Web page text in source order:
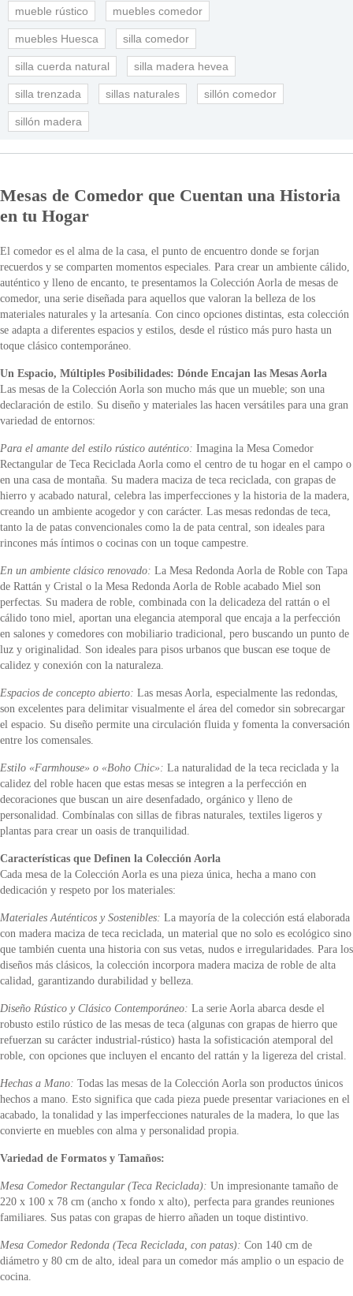
mueble rústico muebles comedor
muebles Huesca silla comedor
silla cuerda natural silla madera hevea
silla trenzada sillas naturales sillón comedor
sillón madera
Mesas de Comedor que Cuentan una Historia
en tu Hogar
El comedor es el alma de la casa, el punto de encuentro donde se forjan
recuerdos y se comparten momentos especiales. Para crear un ambiente cálido,
auténtico y lleno de encanto, te presentamos la Colección Aorla de mesas de
comedor, una serie diseñada para aquellos que valoran la belleza de los
materiales naturales y la artesanía. Con cinco opciones distintas, esta colección
se adapta a diferentes espacios y estilos, desde el rústico más puro hasta un
toque clásico contemporáneo.
Un Espacio, Múltiples Posibilidades: Dónde Encajan las Mesas Aorla
Las mesas de la Colección Aorla son mucho más que un mueble; son una
declaración de estilo. Su diseño y materiales las hacen versátiles para una gran
variedad de entornos:
Para el amante del estilo rústico auténtico: Imagina la Mesa Comedor
Rectangular de Teca Reciclada Aorla como el centro de tu hogar en el campo o
en una casa de montaña. Su madera maciza de teca reciclada, con grapas de
hierro y acabado natural, celebra las imperfecciones y la historia de la madera,
creando un ambiente acogedor y con carácter. Las mesas redondas de teca,
tanto la de patas convencionales como la de pata central, son ideales para
rincones más íntimos o cocinas con un toque campestre.
En un ambiente clásico renovado: La Mesa Redonda Aorla de Roble con Tapa
de Rattán y Cristal o la Mesa Redonda Aorla de Roble acabado Miel son
perfectas. Su madera de roble, combinada con la delicadeza del rattán o el
cálido tono miel, aportan una elegancia atemporal que encaja a la perfección
en salones y comedores con mobiliario tradicional, pero buscando un punto de
luz y originalidad. Son ideales para pisos urbanos que buscan ese toque de
calidez y conexión con la naturaleza.
Espacios de concepto abierto: Las mesas Aorla, especialmente las redondas,
son excelentes para delimitar visualmente el área del comedor sin sobrecargar
el espacio. Su diseño permite una circulación fluida y fomenta la conversación
entre los comensales.
Estilo «Farmhouse» o «Boho Chic»: La naturalidad de la teca reciclada y la
calidez del roble hacen que estas mesas se integren a la perfección en
decoraciones que buscan un aire desenfadado, orgánico y lleno de
personalidad. Combínalas con sillas de fibras naturales, textiles ligeros y
plantas para crear un oasis de tranquilidad.
Características que Definen la Colección Aorla
Cada mesa de la Colección Aorla es una pieza única, hecha a mano con
dedicación y respeto por los materiales:
Materiales Auténticos y Sostenibles: La mayoría de la colección está elaborada
con madera maciza de teca reciclada, un material que no solo es ecológico sino
que también cuenta una historia con sus vetas, nudos e irregularidades. Para los
diseños más clásicos, la colección incorpora madera maciza de roble de alta
calidad, garantizando durabilidad y belleza.
Diseño Rústico y Clásico Contemporáneo: La serie Aorla abarca desde el
robusto estilo rústico de las mesas de teca (algunas con grapas de hierro que
refuerzan su carácter industrial-rústico) hasta la sofisticación atemporal del
roble, con opciones que incluyen el encanto del rattán y la ligereza del cristal.
Hechas a Mano: Todas las mesas de la Colección Aorla son productos únicos
hechos a mano. Esto significa que cada pieza puede presentar variaciones en el
acabado, la tonalidad y las imperfecciones naturales de la madera, lo que las
convierte en muebles con alma y personalidad propia.
Variedad de Formatos y Tamaños:
Mesa Comedor Rectangular (Teca Reciclada): Un impresionante tamaño de
220 x 100 x 78 cm (ancho x fondo x alto), perfecta para grandes reuniones
familiares. Sus patas con grapas de hierro añaden un toque distintivo.
Mesa Comedor Redonda (Teca Reciclada, con patas): Con 140 cm de
diámetro y 80 cm de alto, ideal para un comedor más amplio o un espacio de
cocina.